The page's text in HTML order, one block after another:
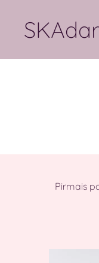
Pirmais